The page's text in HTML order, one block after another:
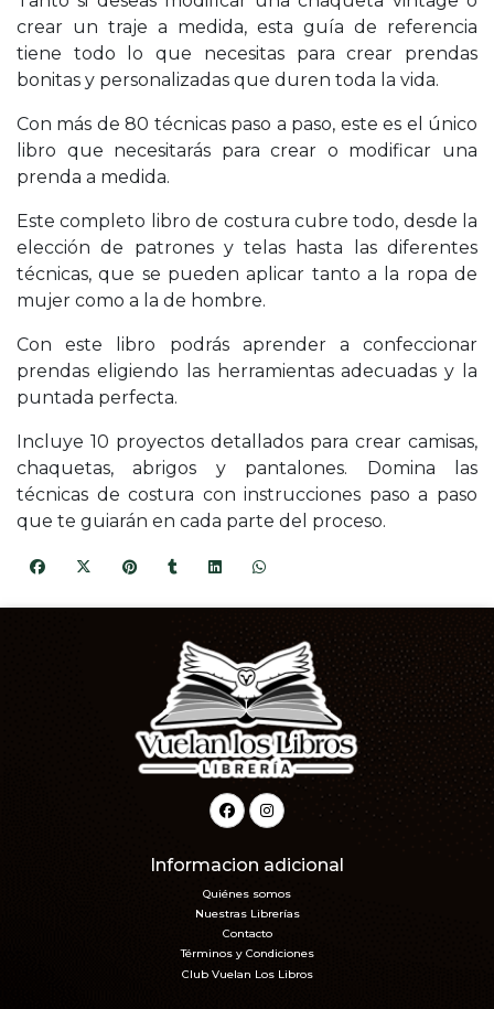
crear un traje a medida, esta guía de referencia
tiene todo lo que necesitas para crear prendas
bonitas y personalizadas que duren toda la vida.
Con más de 80 técnicas paso a paso, este es el único
libro que necesitarás para crear o modificar una
prenda a medida.
Este completo libro de costura cubre todo, desde la
elección de patrones y telas hasta las diferentes
técnicas, que se pueden aplicar tanto a la ropa de
mujer como a la de hombre.
Con este libro podrás aprender a confeccionar
prendas eligiendo las herramientas adecuadas y la
puntada perfecta.
Incluye 10 proyectos detallados para crear camisas,
chaquetas, abrigos y pantalones. Domina las
técnicas de costura con instrucciones paso a paso
que te guiarán en cada parte del proceso.
Informacion adicional
Quiénes somos
Nuestras Librerías
Contacto
Términos y Condiciones
Club Vuelan Los Libros